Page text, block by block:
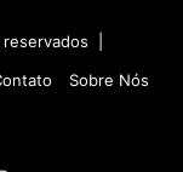
|
Sobre Nós